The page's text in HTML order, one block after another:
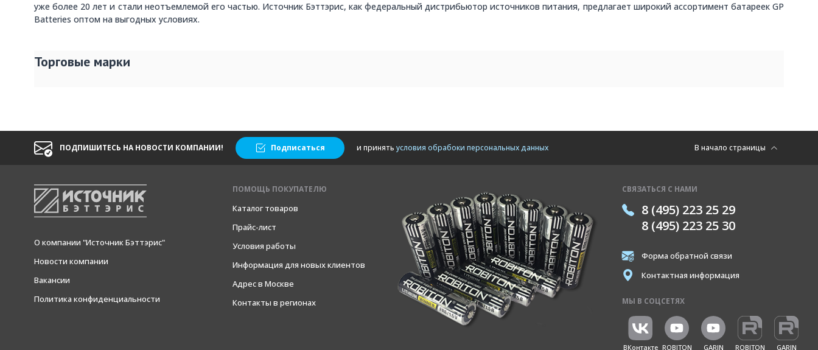
уже более 20 лет и стали неотъемлемой его частью. Источник Бэттэрис, как федеральный дистрибьютор источников питания, предлагает широкий ассортимент батареек GP
Batteries оптом на выгодных условиях.
Торговые марки
ПОДПИШИТЕСЬ НА НОВОСТИ КОМПАНИИ! Подписаться и принять условия обрабоки персональных данных В начало страницы
О компании "Источник Бэттэрис"
Новости компании
Вакансии
Политика конфиденциальности
ПОМОЩЬ ПОКУПАТЕЛЮ
Каталог товаров
Прайс-лист
Условия работы
Информация для новых клиентов
Адрес в Москве
Контакты в регионах
СВЯЗАТЬСЯ С НАМИ
8 (495) 223 25 29
8 (495) 223 25 30
Форма обратной связи
Контактная информация
МЫ В СОЦСЕТЯХ
ВКонтакте ROBITON GARIN ROBITON GARIN